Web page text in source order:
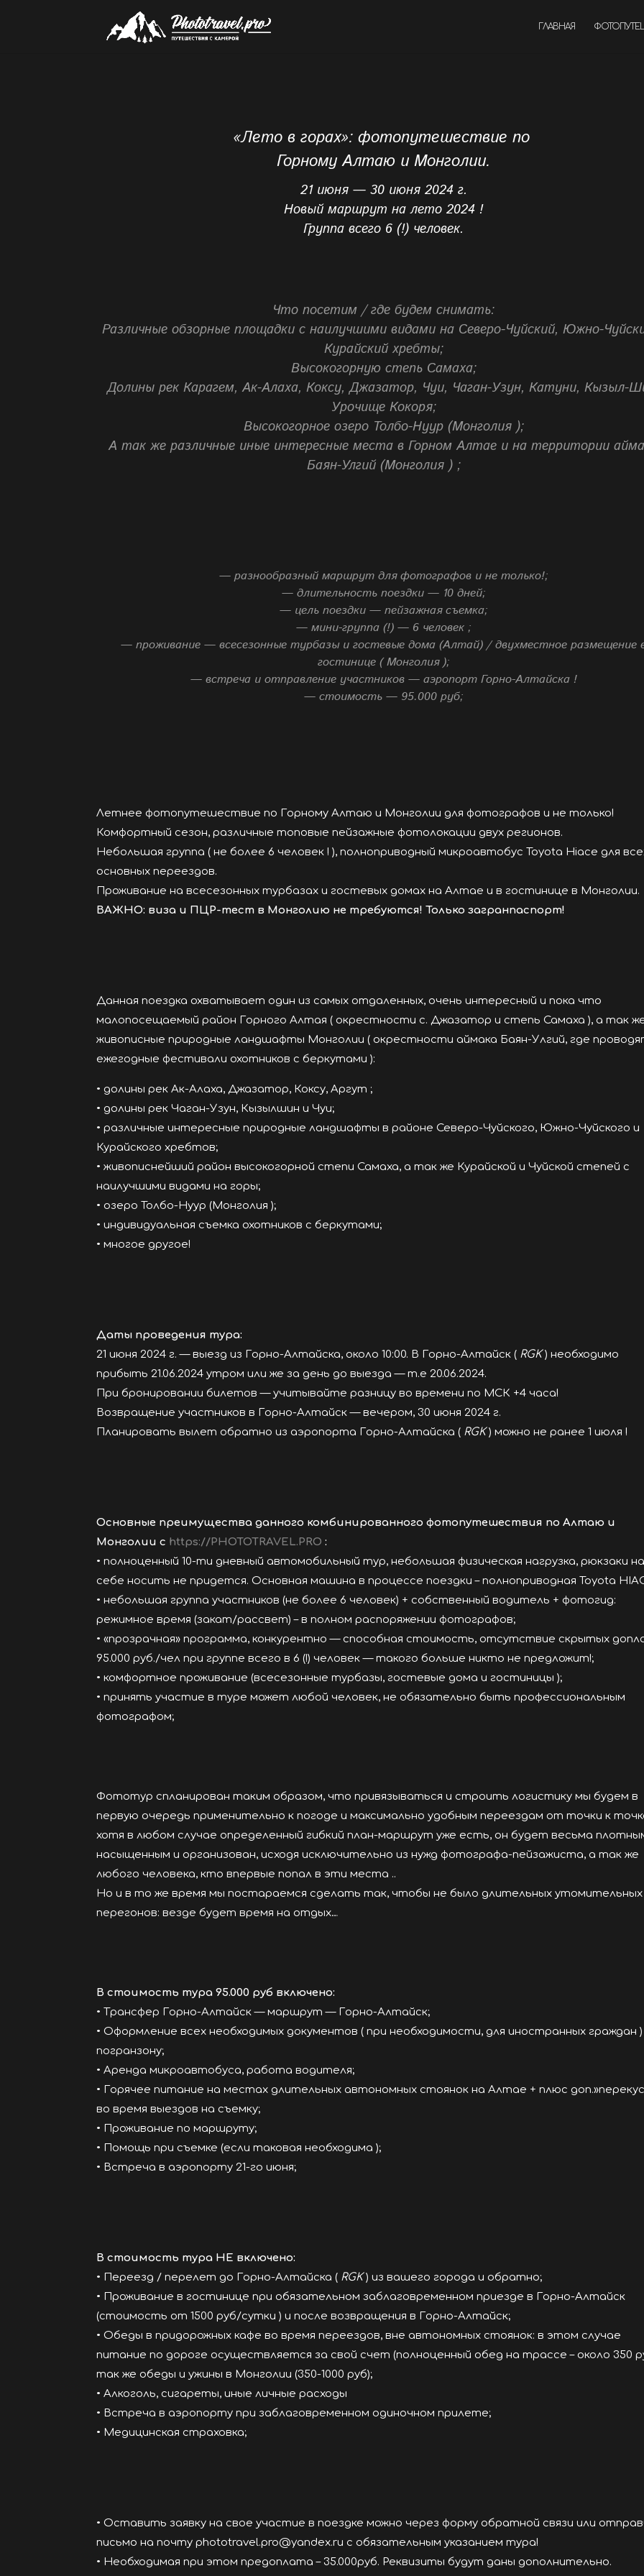
ГЛАВНАЯ
«Лето в горах»: фотопутешествие по
Горному Алтаю и Монголии.
21 июня — 30 июня 2024 г.
Новый маршрут на лето 2024 !
Группа всего 6 (!) человек.
Что посетим / где будем снимать:
Различные обзорные площадки с наилучшими видами на Северо-Чуйский, Южно-
Курайский хребты;
Высокогорную степь Самаха;
Долины рек Карагем, Ак-Алаха, Коксу, Джазатор, Чуи, Чаган-Узун, Катуни, Кызыл-
Урочище Кокоря;
Высокогорное озеро Толбо-Нуур (Монголия );
А так же различные иные интересные места в Горном Алтае и на территории
Баян-Улгий (Монголия ) ;
— разнообразный маршрут для фотографов и не только!;
— длительность поездки — 10 дней;
— цель поездки — пейзажная съемка;
— мини-группа (!) — 6 человек ;
— проживание — всесезонные турбазы и гостевые дома (Алтай) / двухместное размещение
гостинице ( Монголия );
— встреча и отправление участников — аэропорт Горно-Алтайска !
— стоимость — 95.000 руб;
Летнее фотопутешествие по Горному Алтаю и Монголии для фотографов и не только!
Комфортный сезон, различные топовые пейзажные фотолокации двух регионов.
Небольшая группа ( не более 6 человек ! ), полноприводный микроавтобус Toyota Hiace для
основных переездов.
Проживание на всесезонных турбазах и гостевых домах на Алтае и в гостинице в Монголии.
ВАЖНО: виза и ПЦР-тест в Монголию не требуются! Только загранпаспорт!
Данная поездка охватывает один из самых отдаленных, очень интересный и пока что
малопосещаемый район Горного Алтая ( окрестности с. Джазатор и степь Самаха ), а так
живописные природные ландшафты Монголии ( окрестности аймака Баян-Улгий, где
ежегодные фестивали охотников с беркутами ):
• долины рек Ак-Алаха, Джазатор, Коксу, Аргут ;
• долины рек Чаган-Узун, Кызылшин и Чуи;
• различные интересные природные ландшафты в районе Северо-Чуйского, Южно-Чуйского и
Курайского хребтов;
• живописнейший район высокогорной степи Самаха, а так же Курайской и Чуйской степей с
наилучшими видами на горы;
• озеро Толбо-Нуур (Монголия );
• индивидуальная съемка охотников с беркутами;
• многое другое!
Даты проведения тура:
21 июня 2024 г. — выезд из Горно-Алтайска, около 10:00. В Горно-Алтайск ( RGK) необходимо
прибыть 21.06.2024 утром или же за день до выезда — т.е 20.06.2024.
При бронировании билетов — учитывайте разницу во времени по МСК +4 часа!
Возвращение участников в Горно-Алтайск — вечером, 30 июня 2024 г.
Планировать вылет обратно из аэропорта Горно-Алтайска ( RGK) можно не ранее 1 июля !
Основные преимущества данного комбинированного фотопутешествия по Алтаю и
Монголии с https://PHOTOTRAVEL.PRO :
• полноценный 10-ти дневный автомобильный тур, небольшая физическая нагрузка, рюкзаки
себе носить не придется. Основная машина в процессе поездки – полноприводная Toyota
• небольшая группа участников (не более 6 человек) + собственный водитель + фотогид:
режимное время (закат/рассвет) – в полном распоряжении фотографов;
• «прозрачная» программа, конкурентно — способная стоимость, отсутствие скрытых
95.000 руб./чел при группе всего в 6 (!) человек — такого больше никто не предложит!;
• комфортное проживание (всесезонные турбазы, гостевые дома и гостиницы );
• принять участие в туре может любой человек, не обязательно быть профессиональным
фотографом;
Фототур спланирован таким образом, что привязываться и строить логистику мы будем в
первую очередь применительно к погоде и максимально удобным переездам от точки к
хотя в любом случае определенный гибкий план-маршрут уже есть, он будет весьма
насыщенным и организован, исходя исключительно из нужд фотографа-пейзажиста, а так же
любого человека, кто впервые попал в эти места ..
Но и в то же время мы постараемся сделать так, чтобы не было длительных утомительных
перегонов: везде будет время на отдых…
В стоимость тура 95.000 руб включено:
• Трансфер Горно-Алтайск — маршрут — Горно-Алтайск;
• Оформление всех необходимых документов ( при необходимости, для иностранных граждан )
погранзону;
• Аренда микроавтобуса, работа водителя;
• Горячее питание на местах длительных автономных стоянок на Алтае + плюс
во время выездов на съемку;
• Проживание по маршруту;
• Помощь при съемке (если таковая необходима );
• Встреча в аэропорту 21-го июня;
В стоимость тура НЕ включено:
• Переезд / перелет до Горно-Алтайска ( RGK) из вашего города и обратно;
• Проживание в гостинице при обязательном заблаговременном приезде в Горно-Алтайск
(стоимость от 1500 руб/сутки ) и после возвращения в Горно-Алтайск;
• Oбеды в придорожных кафе во время переездов, вне автономных стоянок: в этом случае
питание по дороге осуществляется за свой счет (полноценный обед на трассе – около 350
так же обеды и ужины в Монголии (350-1000 руб);
• Алкоголь, сигареты, иные личные расходы
• Встреча в аэропорту при заблаговременном одиночном прилете;
• Медицинская страховка;
• Оставить заявку на свое участие в поездке можно через форму обратной связи или
письмо на почту phototravel.pro@yandex.ru с обязательным указанием тура!
• Необходимая при этом предоплата – 35.000руб. Реквизиты будут даны дополнительно.